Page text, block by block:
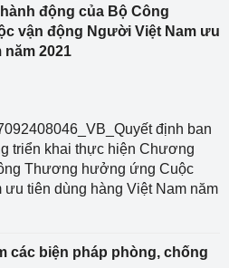
động của Bộ Công
vận động Người Việt Nam ưu
năm 2021
định ban
triển khai thực hiện Chương
Thương hưởng ứng Cuộc
tiên dùng hàng Việt Nam năm
các biện pháp phòng, chống